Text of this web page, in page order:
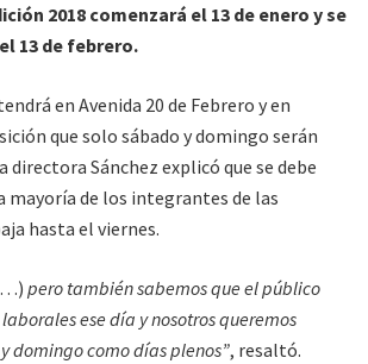
2018 comenzará el 13 de enero y se
13 de febrero.
en Avenida 20 de Febrero y en
que solo sábado y domingo serán
directora Sánchez explicó que se debe
mayoría de los integrantes de las
hasta el viernes.
pero también sabemos que el público
ese día y nosotros queremos
domingo como días plenos”, resaltó.